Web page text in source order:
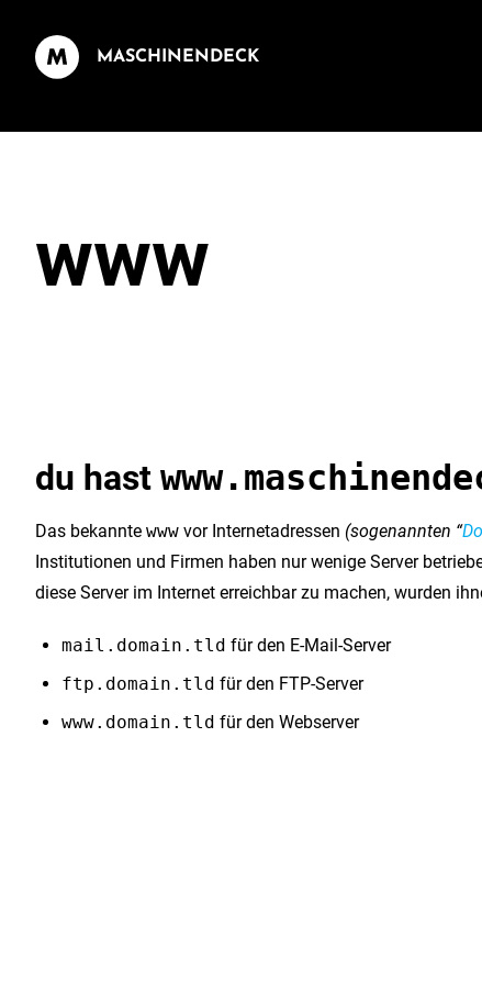
MASCHINENDECK
www
du hast
Das bekannte www vor Internetadressen (sogenannten “
Institutionen und Firmen haben nur wenige Server
diese Server im Internet erreichbar zu machen, wurden
mail.domain.tld für den E-Mail-Server
ftp.domain.tld für den FTP-Server
www.domain.tld für den Webserver